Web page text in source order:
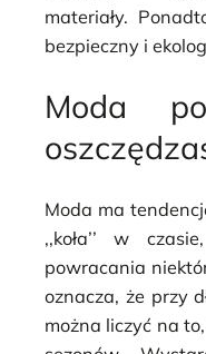
materiały.
bezpieczny i
Moda
Moda ma
,,koła’’ w
powracania
oznacza, że przy
można liczyć na